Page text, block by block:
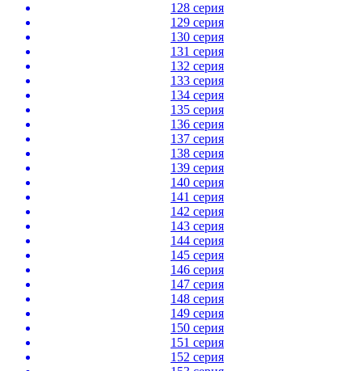
128 серия
129 серия
130 серия
131 серия
132 серия
133 серия
134 серия
135 серия
136 серия
137 серия
138 серия
139 серия
140 серия
141 серия
142 серия
143 серия
144 серия
145 серия
146 серия
147 серия
148 серия
149 серия
150 серия
151 серия
152 серия